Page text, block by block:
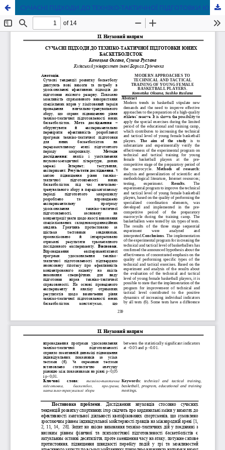
СУЧАСНІ ПІДХОДИ ДО ТЕХНІКО-ТАКТИЧНОЇ ПІДГОТОВКИ ЮНИХБАСКЕТБОЛІСТОК